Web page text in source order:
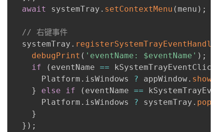
await
systemTray . setContextMenu ( menu ) ;
// 右键事件
  systemTray
.
debugPrint ( 'eventName: $eventName' ) ;
if
( eventName == kSystemTrayEventClick
      Platform
. isWindows ? appWindow. show
}
else if ( eventName ==
      Platform
. isWindows ? systemTray .
}
} ) ;